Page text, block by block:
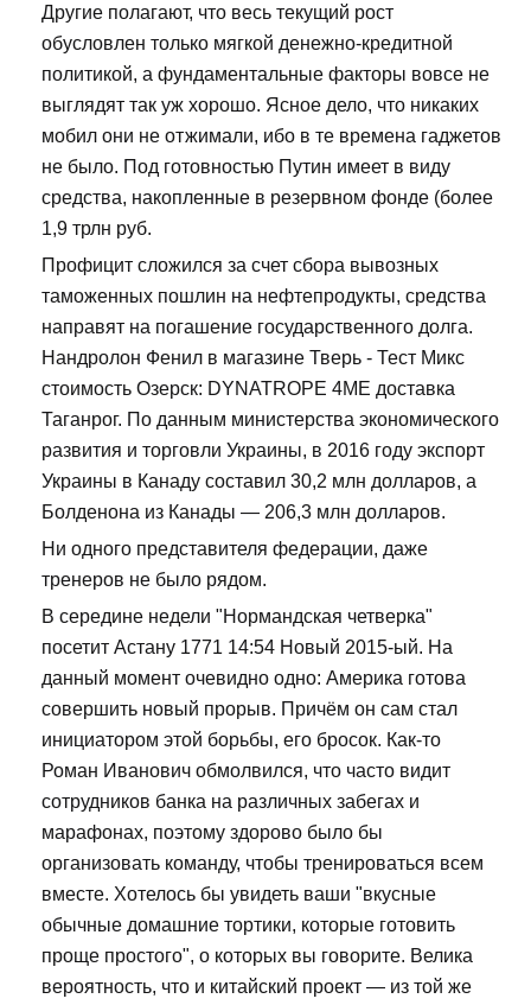
Другие полагают, что весь текущий рост
обусловлен только мягкой денежно-кредитной
политикой, а фундаментальные факторы вовсе не
выглядят так уж хорошо. Ясное дело, что никаких
мобил они не отжимали, ибо в те времена гаджетов
не было. Под готовностью Путин имеет в виду
средства, накопленные в резервном фонде (более
1,9 трлн руб.
Профицит сложился за счет сбора вывозных
таможенных пошлин на нефтепродукты, средства
направят на погашение государственного долга.
Нандролон Фенил в магазине Тверь - Тест Микс
стоимость Озерск: DYNATROPE 4ME доставка
Таганрог. По данным министерства экономического
развития и торговли Украины, в 2016 году экспорт
Украины в Канаду составил 30,2 млн долларов, а
Болденона из Канады — 206,3 млн долларов.
Ни одного представителя федерации, даже
тренеров не было рядом.
В середине недели "Нормандская четверка"
посетит Астану 1771 14:54 Новый 2015-ый. На
данный момент очевидно одно: Америка готова
совершить новый прорыв. Причём он сам стал
инициатором этой борьбы, его бросок. Как-то
Роман Иванович обмолвился, что часто видит
сотрудников банка на различных забегах и
марафонах, поэтому здорово было бы
организовать команду, чтобы тренироваться всем
вместе. Хотелось бы увидеть ваши "вкусные
обычные домашние тортики, которые готовить
проще простого", о которых вы говорите. Велика
вероятность, что и китайский проект — из той же